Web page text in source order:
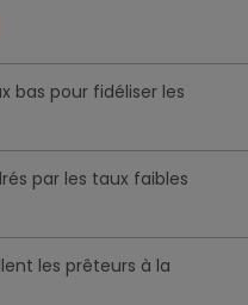
bas pour fidéliser les
par les taux faibles
les prêteurs à la